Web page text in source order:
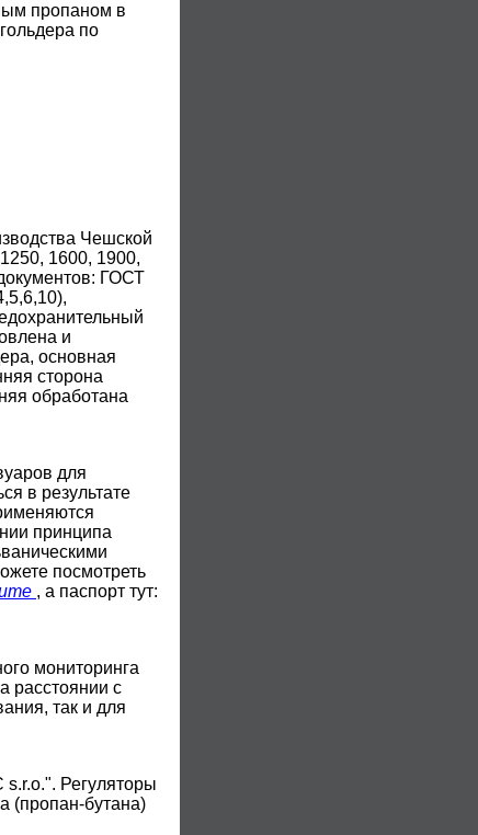
пропаном в
по
Чешской
1600, 1900,
ГОСТ
и
основная
сторона
обработана
для
в результате
принципа
посмотреть
, а паспорт тут:
мониторинга
расстоянии с
так и для
Регуляторы
(пропан-бутана)